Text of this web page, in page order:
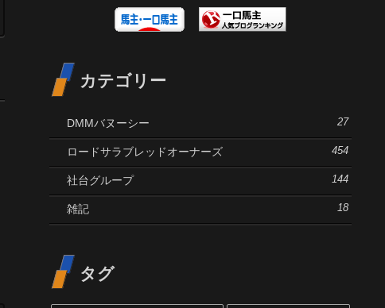
カテゴリー
DMMバヌーシー 27
ロードサラブレッドオーナーズ 454
社台グループ 144
雑記 18
タグ